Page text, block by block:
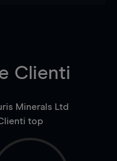
Clienti
Minerals Ltd
top